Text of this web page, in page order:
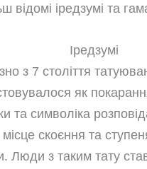
відомі іредзумі та
Іредзумі
з 7 століття
як
та символіка
скоєння та
Люди з таким тату